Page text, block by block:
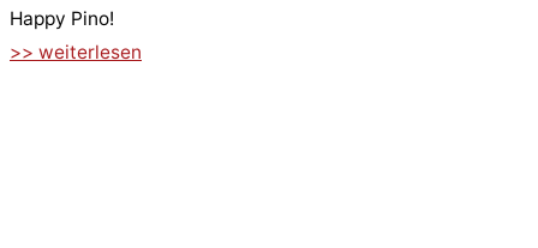
Happy Pino!
>> weiterlesen